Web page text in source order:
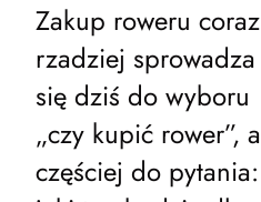
Zakup roweru coraz
rzadziej sprowadza
się dziś do wyboru
„czy kupić rower”, a
częściej do pytania: